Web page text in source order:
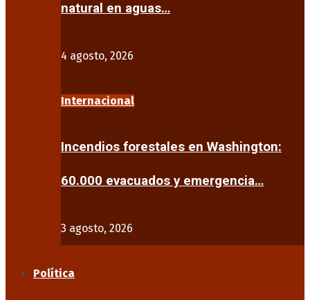
natural en aguas…
4 agosto, 2026
Internacional
Incendios forestales en Washington:
60.000 evacuados y emergencia…
3 agosto, 2026
Política